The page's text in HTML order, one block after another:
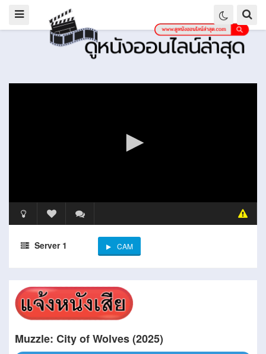
Server 1 CAM
Muzzle: City of Wolves (2025)